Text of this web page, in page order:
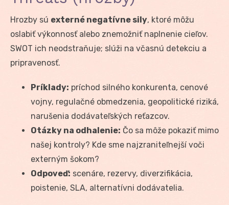
Hrozby sú externé negatívne sily, ktoré môžu
oslabiť výkonnosť alebo znemožniť naplnenie cieľov.
SWOT ich neodstraňuje; slúži na včasnú detekciu a
pripravenosť.
Príklady: príchod silného konkurenta, cenové
vojny, regulačné obmedzenia, geopolitické riziká,
narušenia dodávateľských reťazcov.
Otázky na odhalenie: Čo sa môže pokaziť mimo
našej kontroly? Kde sme najzraniteľnejší voči
externým šokom?
Odpoveď: scenáre, rezervy, diverzifikácia,
poistenie, SLA, alternatívni dodávatelia.